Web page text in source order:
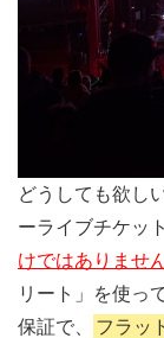
どうしても欲し
ーライブチケッ
けではありません
リート」を使っ
保証で、
フラッ